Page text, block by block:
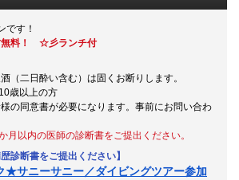
です！
無料！ ☆彡ランチ付
（二日酔い含む）は固くお断りします。
歳以上の方
の同意書が必要になります。事前にお問い合わ
以内の医師の診断書をご提出ください。
診断書をご提出ください】
サニーサニー／ダイビングツアー参加